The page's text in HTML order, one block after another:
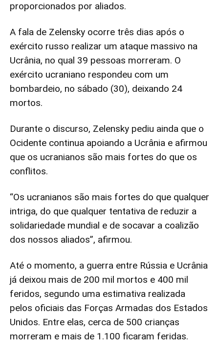
proporcionados por aliados.
A fala de Zelensky ocorre três dias após o
exército russo realizar um ataque massivo na
Ucrânia, no qual 39 pessoas morreram. O
exército ucraniano respondeu com um
bombardeio, no sábado (30), deixando 24
mortos.
Durante o discurso, Zelensky pediu ainda que o
Ocidente continua apoiando a Ucrânia e afirmou
que os ucranianos são mais fortes do que os
conflitos.
“Os ucranianos são mais fortes do que qualquer
intriga, do que qualquer tentativa de reduzir a
solidariedade mundial e de socavar a coalizão
dos nossos aliados”, afirmou.
Até o momento, a guerra entre Rússia e Ucrânia
já deixou mais de 200 mil mortos e 400 mil
feridos, segundo uma estimativa realizada
pelos oficiais das Forças Armadas dos Estados
Unidos. Entre elas, cerca de 500 crianças
morreram e mais de 1.100 ficaram feridas.